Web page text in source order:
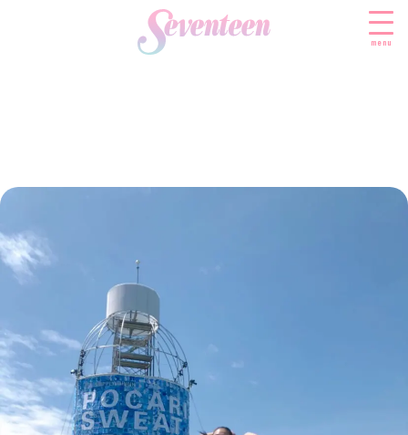
menu
FASHION
着回し
ビューティニュース
トレンドメイク
ベストコスメ
ヘアアレンジ・ヘアケア
スキンケア
ボディケア
SCHOOL
スクールニュース
制服コーデ
学校ヘアメイク
勉強・受験・進路
ENTERTAINMENT
エンタメニュース
なにわ男子
K-POP
LIFESTYLE
ライフスタイルニュース
JKランキング・アワード
モデルの購入品
JK TREND
JKトレンドニュース
MODELS